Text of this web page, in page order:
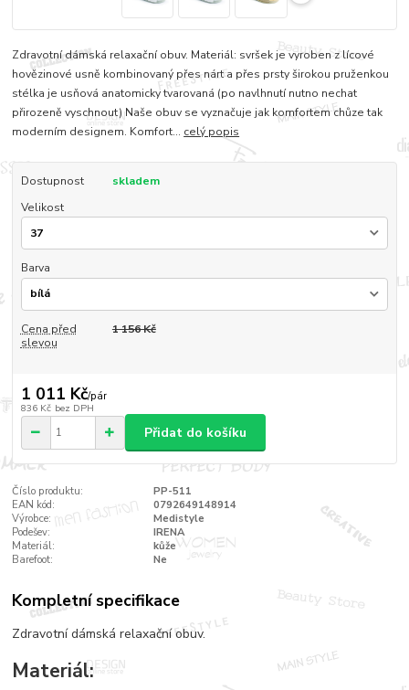
Zdravotní dámská relaxační obuv. Materiál: svršek je vyroben z lícové
hovězinové usně kombinovaný přes nárt a přes prsty širokou pruženkou
stélka je usňová anatomicky tvarovaná (po navlhnutí nutno nechat
přirozeně vyschnout) Naše obuv se vyznačuje jak komfortem chůze tak
moderním designem. Komfort... celý popis
Dostupnost
skladem
Velikost
Barva
Cena před
slevou
1 156 Kč
1 011 Kč/pár
836 Kč bez DPH
Přidat do košíku
Číslo produktu:
PP-511
EAN kód:
0792649148914
Výrobce:
Medistyle
Podešev:
IRENA
Materiál:
kůže
Barefoot:
Ne
Kompletní specifikace
Zdravotní dámská relaxační obuv.
Materiál: